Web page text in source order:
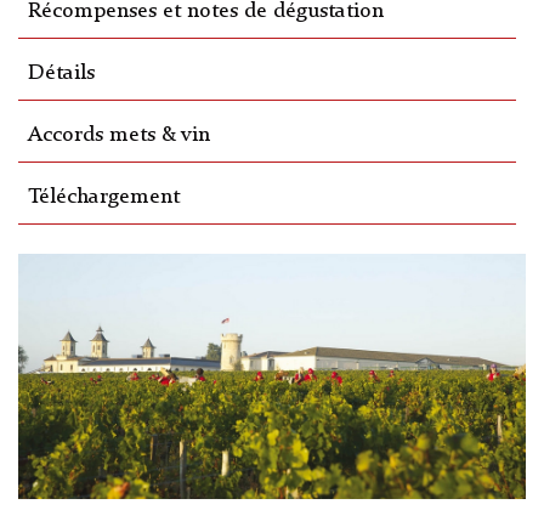
Récompenses et notes de dégustation
Détails
Accords mets & vin
Téléchargement